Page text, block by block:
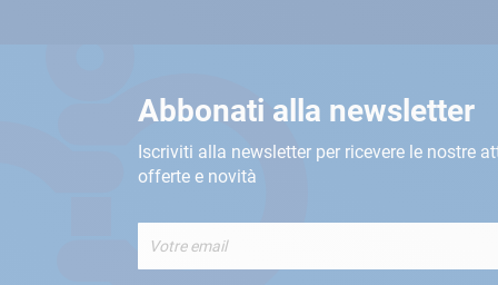
Abbonati alla newsletter
Iscriviti alla newsletter per ricevere le nostre
offerte e novità
alla